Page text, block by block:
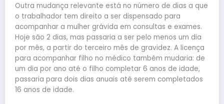
Outra mudança relevante está no número de dias a que
o trabalhador tem direito a ser dispensado para
acompanhar a mulher grávida em consultas e exames.
Hoje são 2 dias, mas passaria a ser pelo menos um dia
por mês, a partir do terceiro mês de gravidez. A licença
para acompanhar filho no médico também mudaria: de
um dia por ano até o filho completar 6 anos de idade,
passaria para dois dias anuais até serem completados
16 anos de idade.